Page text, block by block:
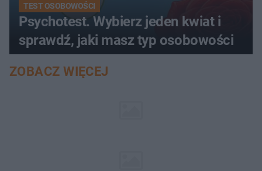
TEST OSOBOWOŚCI
Psychotest. Wybierz jeden kwiat i
sprawdź, jaki masz typ osobowości
ZOBACZ WIĘCEJ